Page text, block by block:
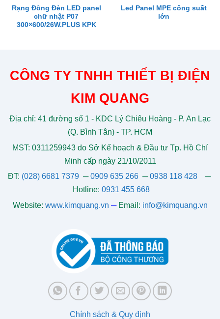
Rạng Đông Đèn LED panel
chữ nhật P07
300×600/26W.PLUS KPK
Led Panel MPE công suất
lớn
CÔNG TY TNHH THIẾT BỊ ĐIỆN
KIM QUANG
Địa chỉ: 41 đường số 1 - KDC Lý Chiêu Hoàng - P. An Lạc
(Q. Bình Tân) - TP. HCM
MST: 0311259943 do Sở Kế hoạch & Đầu tư Tp. Hồ Chí
Minh cấp ngày 21/10/2011
ĐT: (028) 6681 7379 ─0909 635 266─0938 118 428─
Hotline: 0931 455 668
Website: www.kimquang.vn ─ Email: info@kimquang.vn
Chính sách & Quy định